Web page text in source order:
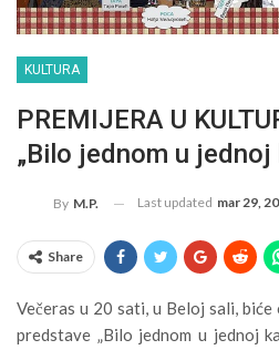
KULTURA
PREMIJERA U
„Bilo jednom u jednoj
By M.P. Last updated mar 29,
Share
Večeras u 20 sati, u Beloj sali,
predstave „Bilo jednom u jednoj